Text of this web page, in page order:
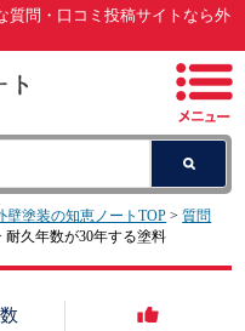
質問・口コミ投稿サイトなら外
壁塗装の知恵ノートTOP >質問
耐久年数が30年する塗料